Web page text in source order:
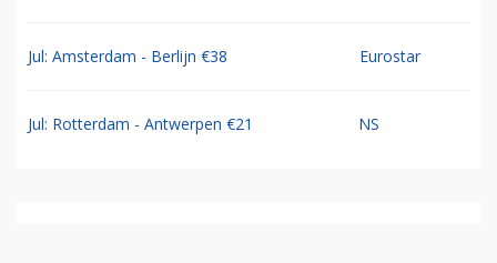
Jul: Amsterdam - Berlijn €38 Eurostar
Jul: Rotterdam - Antwerpen €21 NS